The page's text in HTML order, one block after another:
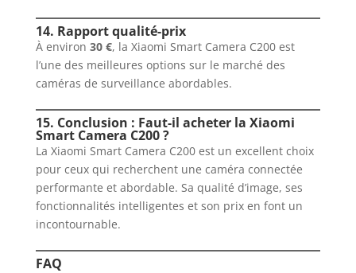
14. Rapport qualité-prix
À environ 30 €, la Xiaomi Smart Camera C200 est
l’une des meilleures options sur le marché des
caméras de surveillance abordables.
15. Conclusion : Faut-il acheter la Xiaomi
Smart Camera C200 ?
La Xiaomi Smart Camera C200 est un excellent choix
pour ceux qui recherchent une caméra connectée
performante et abordable. Sa qualité d’image, ses
fonctionnalités intelligentes et son prix en font un
incontournable.
FAQ